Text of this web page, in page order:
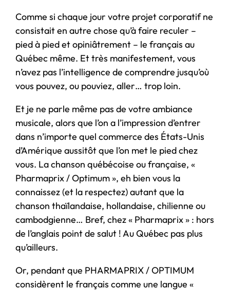
Comme si chaque jour votre projet corporatif ne
consistait en autre chose qu’à faire reculer –
pied à pied et opiniâtrement – le français au
Québec même. Et très manifestement, vous
n’avez pas l’intelligence de comprendre jusqu’où
vous pouvez, ou pouviez, aller… trop loin.
Et je ne parle même pas de votre ambiance
musicale, alors que l’on a l’impression d’entrer
dans n’importe quel commerce des États-Unis
d’Amérique aussitôt que l’on met le pied chez
vous. La chanson québécoise ou française, «
Pharmaprix / Optimum », eh bien vous la
connaissez (et la respectez) autant que la
chanson thaïlandaise, hollandaise, chilienne ou
cambodgienne… Bref, chez « Pharmaprix » : hors
de l’anglais point de salut ! Au Québec pas plus
qu’ailleurs.
Or, pendant que PHARMAPRIX / OPTIMUM
considèrent le français comme une langue «